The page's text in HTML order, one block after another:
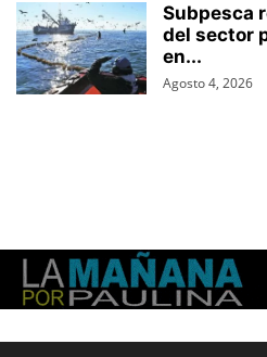
Subpesca
del sector
en...
Agosto 4, 2026